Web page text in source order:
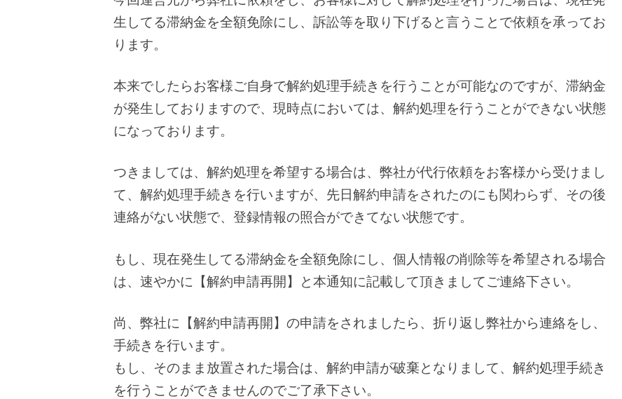
生してる滞納金を全額免除にし、訴訟等を取り下げると言うことで依頼を承ってお
ります。
本来でしたらお客様ご自身で解約処理手続きを行うことが可能なのですが、滞納金
が発生しておりますので、現時点においては、解約処理を行うことができない状態
になっております。
つきましては、解約処理を希望する場合は、弊社が代行依頼をお客様から受けまし
て、解約処理手続きを行いますが、先日解約申請をされたのにも関わらず、その後
連絡がない状態で、登録情報の照合ができてない状態です。
もし、現在発生してる滞納金を全額免除にし、個人情報の削除等を希望される場合
は、速やかに【解約申請再開】と本通知に記載して頂きましてご連絡下さい。
尚、弊社に【解約申請再開】の申請をされましたら、折り返し弊社から連絡をし、
手続きを行います。
もし、そのまま放置された場合は、解約申請が破棄となりまして、解約処理手続き
を行うことができませんのでご了承下さい。